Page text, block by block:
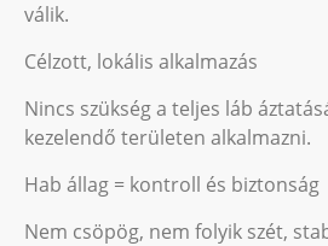
válik.
Célzott, lokális alkalmazás
Nincs szükség a teljes láb
kezelendő területen alkalmazni.
Hab állag = kontroll és biztonság
Nem csöpög, nem folyik szét,